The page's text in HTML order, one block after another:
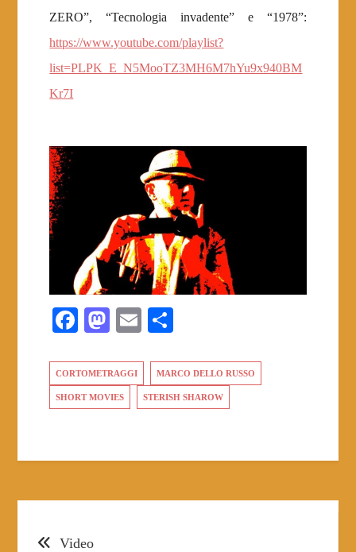
ZERO”, “Tecnologia invadente” e “1978”:
https://www.youtube.com/playlist?
list=PLPK_E_N5MooTZ3MH6M7hYu9x940BM
Kr7I
Fa
bo
ok
M
to
do
E
ail re
CORTOMETRAGGI MARCO DELLO RUSSO
SHORT MOVIES STERISH SHAROW
Video